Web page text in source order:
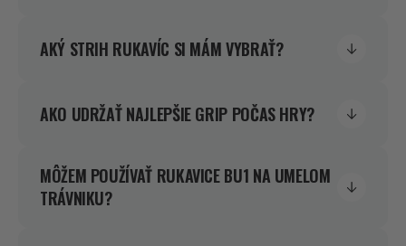
AKÝ STRIH RUKAVÍC SI MÁM VYBRAŤ?
AKO UDRŽAŤ NAJLEPŠIE GRIP POČAS HRY?
MÔŽEM POUŽÍVAŤ RUKAVICE BU1 NA UMELOM
TRÁVNIKU?